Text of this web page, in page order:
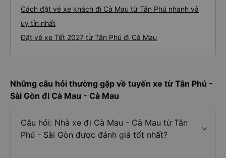
Cách đặt vé xe khách đi Cà Mau từ Tân Phú nhanh và
uy tín nhất
Đặt vé xe Tết 2027 từ Tân Phú đi Cà Mau
Những câu hỏi thường gặp về tuyến xe từ Tân Phú -
Sài Gòn đi Cà Mau - Cà Mau
Câu hỏi: Nhà xe đi Cà Mau - Cà Mau từ Tân
Phú - Sài Gòn được đánh giá tốt nhất?